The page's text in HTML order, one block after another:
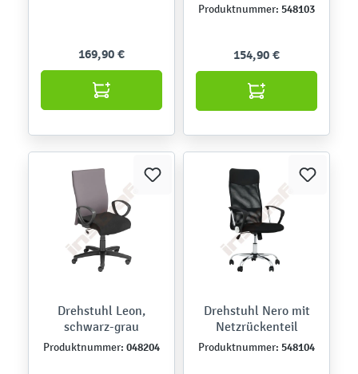
169,90 €
Produktnummer: 548103
154,90 €
Drehstuhl Leon,
schwarz-grau
Produktnummer: 048204
Drehstuhl Nero mit
Netzrückenteil
Produktnummer: 548104